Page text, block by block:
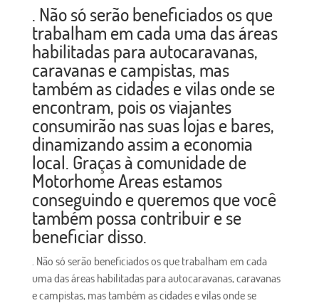
. Não só serão beneficiados os que
trabalham em cada uma das áreas
habilitadas para autocaravanas,
caravanas e campistas, mas
também as cidades e vilas onde se
encontram, pois os viajantes
consumirão nas suas lojas e bares,
dinamizando assim a economia
local. Graças à comunidade de
Motorhome Areas estamos
conseguindo e queremos que você
também possa contribuir e se
beneficiar disso.
. Não só serão beneficiados os que trabalham em cada
uma das áreas habilitadas para autocaravanas, caravanas
e campistas, mas também as cidades e vilas onde se